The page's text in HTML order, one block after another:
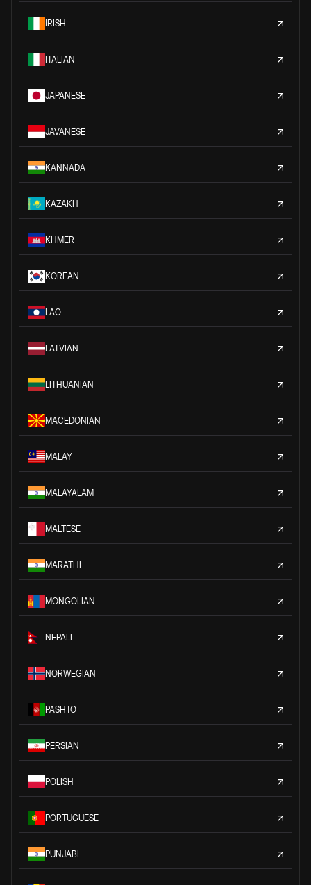
IRISH
ITALIAN
JAPANESE
JAVANESE
KANNADA
KAZAKH
KHMER
KOREAN
LAO
LATVIAN
LITHUANIAN
MACEDONIAN
MALAY
MALAYALAM
MALTESE
MARATHI
MONGOLIAN
NEPALI
NORWEGIAN
PASHTO
PERSIAN
POLISH
PORTUGUESE
PUNJABI